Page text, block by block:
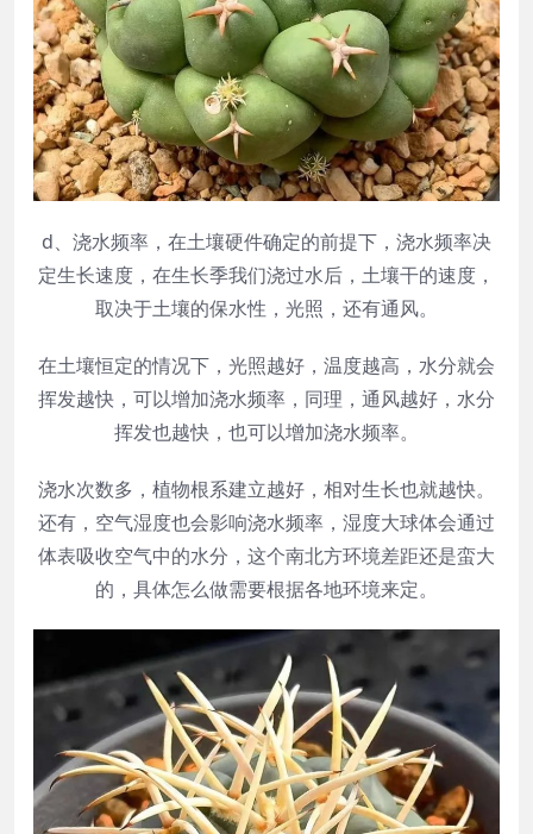
d、浇水频率，在土壤硬件确定的前提下，浇水频率决
定生长速度，在生长季我们浇过水后，土壤干的速度，
取决于土壤的保水性，光照，还有通风。
在土壤恒定的情况下，光照越好，温度越高，水分就会
挥发越快，可以增加浇水频率，同理，通风越好，水分
挥发也越快，也可以增加浇水频率。
浇水次数多，植物根系建立越好，相对生长也就越快。
还有，空气湿度也会影响浇水频率，湿度大球体会通过
体表吸收空气中的水分，这个南北方环境差距还是蛮大
的，具体怎么做需要根据各地环境来定。